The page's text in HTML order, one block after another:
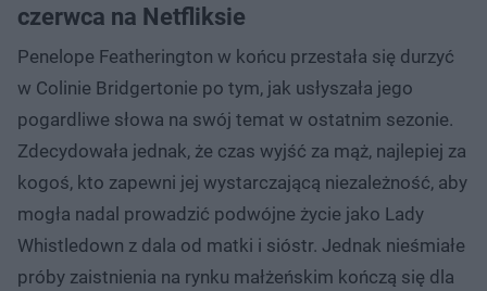
czerwca na Netfliksie
Penelope Featherington w końcu przestała się durzyć
w Colinie Bridgertonie po tym, jak usłyszała jego
pogardliwe słowa na swój temat w ostatnim sezonie.
Zdecydowała jednak, że czas wyjść za mąż, najlepiej za
kogoś, kto zapewni jej wystarczającą niezależność, aby
mogła nadal prowadzić podwójne życie jako Lady
Whistledown z dala od matki i sióstr. Jednak nieśmiałe
próby zaistnienia na rynku małżeńskim kończą się dla